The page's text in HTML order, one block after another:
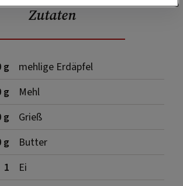
Zutaten
g
mehlige Erdäpfel
g
Mehl
g
Grieß
g
Butter
1
Ei